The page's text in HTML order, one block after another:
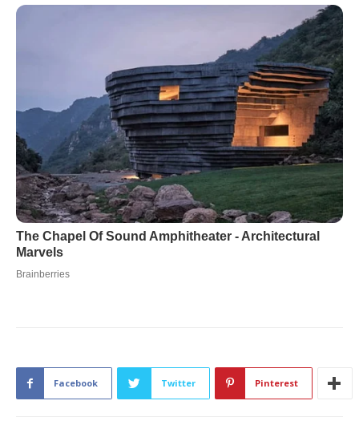
Facebook Twitter Pinterest